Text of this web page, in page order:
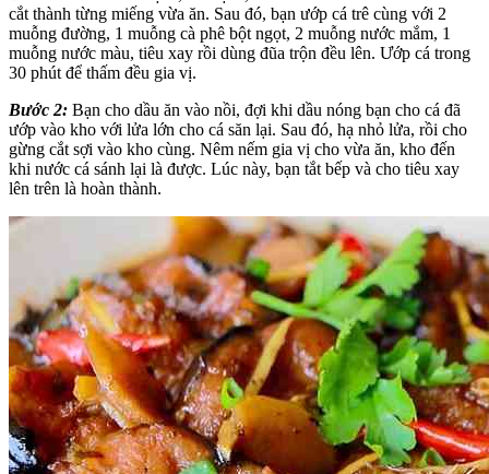
cắt thành từng miếng vừa ăn. Sau đó, bạn ướp cá trê cùng với 2
muỗng đường, 1 muỗng cà phê bột ngọt, 2 muỗng nước mắm, 1
muỗng nước màu, tiêu xay rồi dùng đũa trộn đều lên. Ướp cá trong
30 phút để thấm đều gia vị.
Bước 2: Bạn cho dầu ăn vào nồi, đợi khi dầu nóng bạn cho cá đã
ướp vào kho với lửa lớn cho cá săn lại. Sau đó, hạ nhỏ lửa, rồi cho
gừng cắt sợi vào kho cùng. Nêm nếm gia vị cho vừa ăn, kho đến
khi nước cá sánh lại là được. Lúc này, bạn tắt bếp và cho tiêu xay
lên trên là hoàn thành.